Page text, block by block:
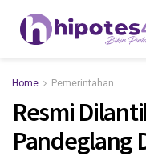
Home Pemerintahan
Resmi
Pandeglang